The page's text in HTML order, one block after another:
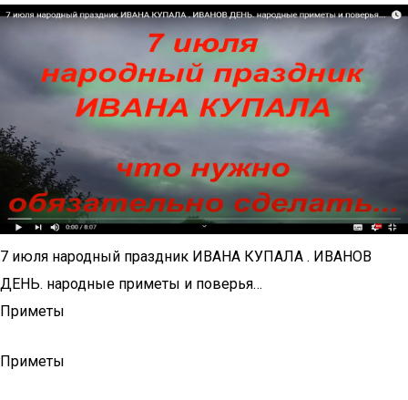
7 июля народный праздник ИВАНА КУПАЛА . ИВАНОВ
ДЕНЬ. народные приметы и поверья…
Приметы
Приметы